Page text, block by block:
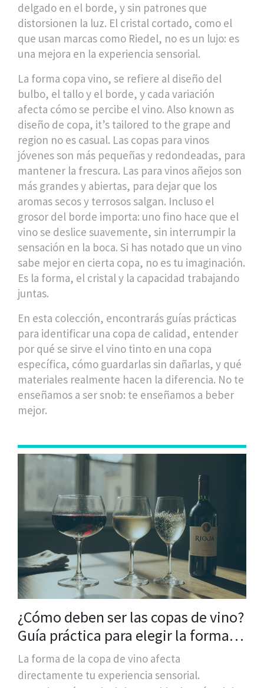
delgado en el borde, y sin patrones que
distorsionen la luz. El cristal cortado, como el
que usan marcas como Riedel, no es un lujo: es
una mejora en la experiencia sensorial.
La forma copa vino, se refiere al diseño del
bulbo, el tallo y el borde, y cada variación
afecta cómo se percibe el vino. Also known as
diseño de copa, it’s tailored to the grape and
region no es casual. Las copas para vinos
jóvenes son más pequeñas y redondeadas, para
mantener la frescura. Las para vinos añejos son
más grandes y abiertas, para dejar que los
aromas secos y terrosos salgan. Incluso el
grosor del borde importa: uno fino hace que el
vino se deslice suavemente, sin interrumpir la
sensación en la boca. Si has notado que un vino
sabe mejor en cierta copa, no es tu imaginación.
Es la forma, el cristal y la capacidad trabajando
juntas.
En esta colección, encontrarás guías prácticas
para identificar una copa de calidad, entender
por qué se sirve el vino tinto en una copa
específica, cómo guardarlas sin dañarlas, y qué
materiales realmente hacen la diferencia. No te
enseñamos a ser snob: te enseñamos a beber
mejor.
¿Cómo deben ser las copas de vino?
Guía práctica para elegir la forma
perfecta
La forma de la copa de vino afecta
directamente tu experiencia sensorial.